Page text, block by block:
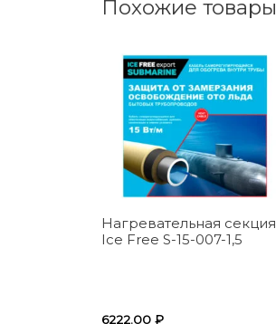
Похожие товары
Нагревательная секция
Ice Free S-15-007-1,5
6222.00 ₽